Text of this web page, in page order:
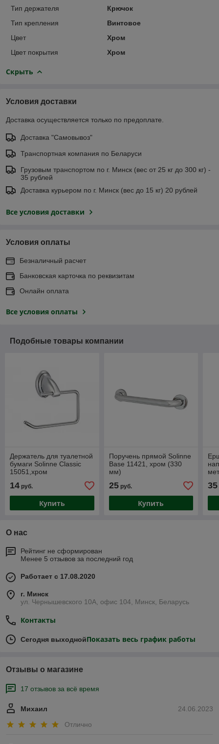
Тип держателя
Крючок
Тип крепления
Винтовое
Цвет
Хром
Цвет покрытия
Хром
Скрыть
Условия доставки
Доставка осуществляется только по предоплате.
Доставка "Самовывоз"
Транспортная компания по Беларуси
Грузовым транспортом по г. Минск (вес от 25 кг до 300 кг) -
35 рублей
Доставка курьером по г. Минск (вес до 15 кг) 20 рублей
Все условия доставки
Условия оплаты
Безналичный расчет
Банковская карточка по реквизитам
Онлайн оплата
Все условия оплаты
Подобные товары компании
Держатель для туалетной
бумаги Solinne Classic
15051,хром
14 руб.
Купить
Поручень прямой Solinne
Base 11421, хром (330
мм)
25руб.
Купить
35
О нас
Рейтинг не сформирован
Менее 5 отзывов за последний год
Работает с 17.08.2020
г. Минск
ул. Чернышевского 10А, офис 104, Минск, Беларусь
Контакты
Сегодня выходнойПоказать весь график работы
Отзывы о магазине
17 отзывов за всё время
24.06.2023
Михаил
Отлично